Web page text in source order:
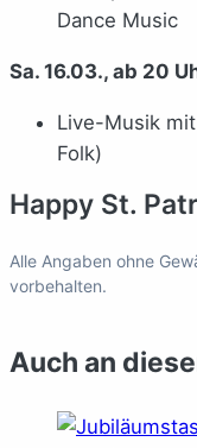
Dance Music
Sa. 16.03., ab 20
Live-Musik
Folk)
Happy St.
Alle Angaben ohne
vorbehalten.
Auch an